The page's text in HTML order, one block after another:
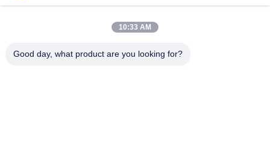
Conduttore isolato
Conduttore isolato
silicone
Filo di rame
10:33 AM
Good day, what product are you looking for?